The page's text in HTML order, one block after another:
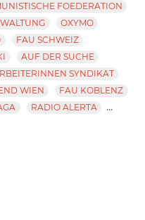
FOEDERATION
OXYMO
FAU SCHWEIZ
AUF DER SUCHE
SYNDIKAT
WIEN
FAU KOBLENZ
RADIO ALERTA ...